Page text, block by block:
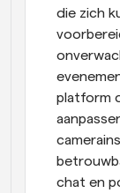
die zich
platform
chat en